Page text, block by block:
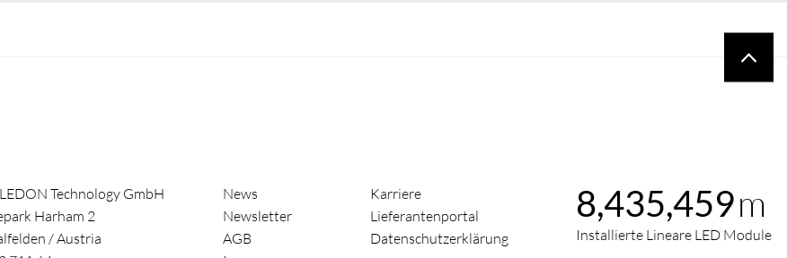
Technology GmbH
Harham 2
/Austria
News
Karriere
Newsletter
Lieferantenportal
AGB
Datenschutzerklärung
8,435,459m
Installierte Lineare LED Module